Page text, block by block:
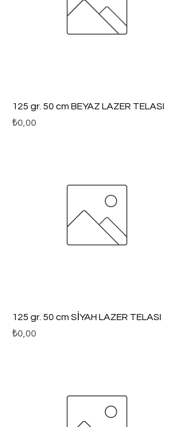
125 gr. 50 cm BEYAZ LAZER TELASI
Fiyat
₺0,00
125 gr. 50 cm SİYAH LAZER TELASI
Fiyat
₺0,00